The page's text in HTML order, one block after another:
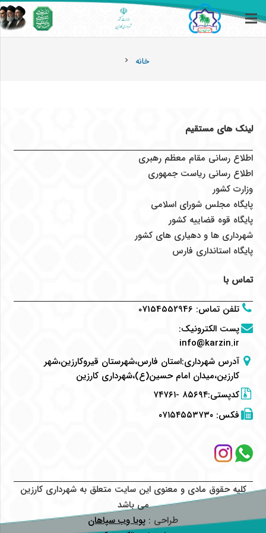
خانه chevron_right
لینک های مستقیم
اطلاع رسانی مقام معظم رهبری
اطلاع رسانی ریاست جمهوری
وزارت کشور
پایگاه مجلس شورای اسلامی
پایگاه قوه قضاییه کشور
شهرداری ها و دهیاری های کشور
پایگاه استانداری فارس
تماس با
تلفن تماس:
07154552946
پست الکترونیک:
info@karzin.ir
آدرس شهرداری:استان فارس،شهرستان قیروکارزین،شهر
کارزین،میدان امام حسین(ع)،شهرداری کارزین
کدپستی:۸۵۶۹۴ -۷۴۷۶۱
فکس:۰۷۱۵۴۵۵۳۷۳۰
کلیه حقوق مادی و معنوی این سایت متعلق به شهرداری کارزین
می باشد
طراحی : پویا وب سپاهان